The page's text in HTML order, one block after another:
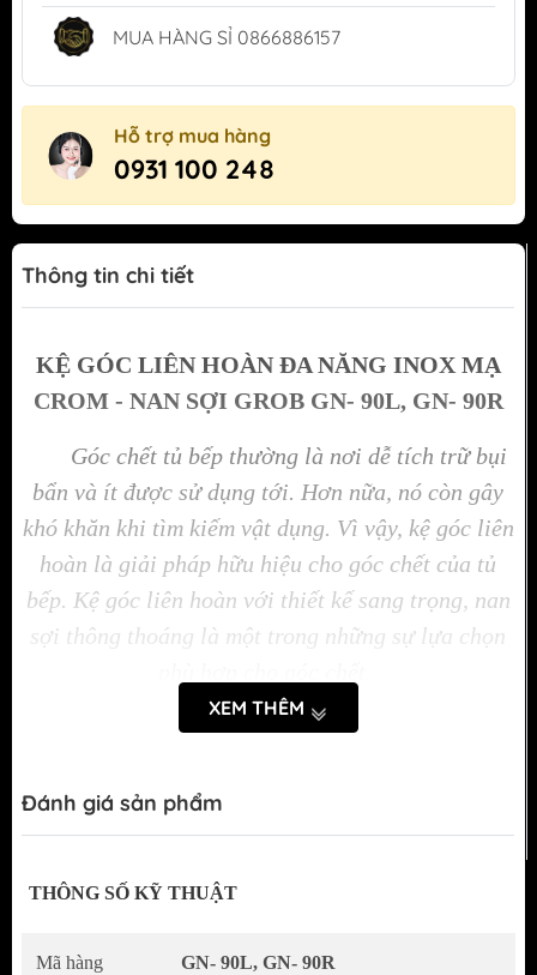
MUA HÀNG SỈ 0866886157
Hỗ trợ mua hàng
0931 100 248
Thông tin chi tiết
KỆ GÓC LIÊN HOÀN ĐA NĂNG INOX MẠ
CROM - NAN SỢI GROB GN- 90L, GN- 90R
Góc chết tủ bếp thường là nơi dễ tích trữ bụi
bẩn và ít được sử dụng tới. Hơn nữa, nó còn gây
khó khăn khi tìm kiếm vật dụng. Vì vậy, kệ góc liên
hoàn là giải pháp hữu hiệu cho góc chết của tủ
bếp. Kệ góc liên hoàn với thiết kế sang trọng, nan
sợi thông thoáng là một trong những sự lựa chọn
Tính năng nổi bật của kệ góc liên hoàn nan sợi
Kệ góc liên hoàn nan sợi inox 201 được sản
kiểu dáng hiện đại, sang trọng.
XEM THÊM
Đánh giá sản phẩm
THÔNG SỐ KỸ THUẬT
Mã hàng GN- 90L, GN- 90R